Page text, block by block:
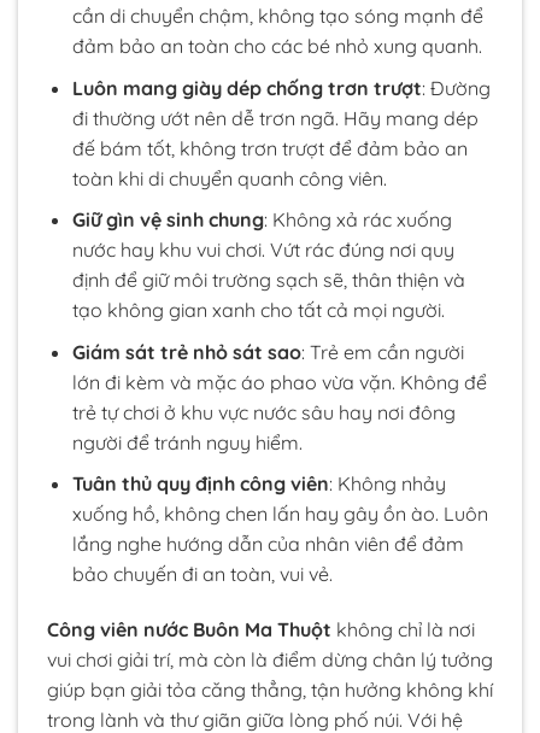
cần di chuyển chậm, không tạo sóng mạnh để
đảm bảo an toàn cho các bé nhỏ xung quanh.
Luôn mang giày dép chống trơn trượt: Đường
đi thường ướt nên dễ trơn ngã. Hãy mang dép
đế bám tốt, không trơn trượt để đảm bảo an
toàn khi di chuyển quanh công viên.
Giữ gìn vệ sinh chung: Không xả rác xuống
nước hay khu vui chơi. Vứt rác đúng nơi quy
định để giữ môi trường sạch sẽ, thân thiện và
tạo không gian xanh cho tất cả mọi người.
Giám sát trẻ nhỏ sát sao: Trẻ em cần người
lớn đi kèm và mặc áo phao vừa vặn. Không để
trẻ tự chơi ở khu vực nước sâu hay nơi đông
người để tránh nguy hiểm.
Tuân thủ quy định công viên: Không nhảy
xuống hồ, không chen lấn hay gây ồn ào. Luôn
lắng nghe hướng dẫn của nhân viên để đảm
bảo chuyến đi an toàn, vui vẻ.
Công viên nước Buôn Ma Thuột không chỉ là nơi
vui chơi giải trí, mà còn là điểm dừng chân lý tưởng
giúp bạn giải tỏa căng thẳng, tận hưởng không khí
trong lành và thư giãn giữa lòng phố núi. Với hệ